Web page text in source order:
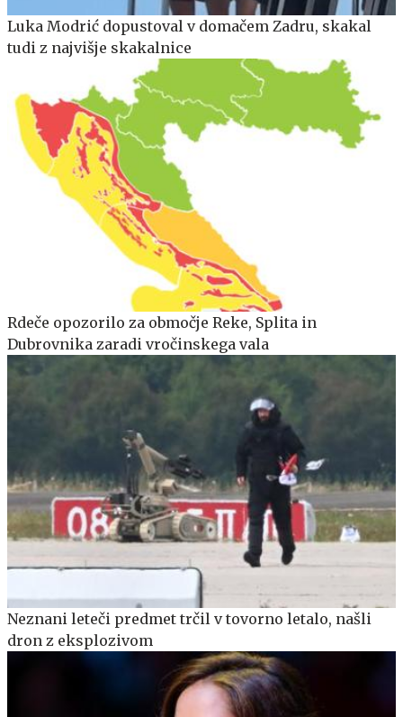
Luka Modrić dopustoval v domačem Zadru, skakal
tudi z najvišje skakalnice
Rdeče opozorilo za območje Reke, Splita in
Dubrovnika zaradi vročinskega vala
Neznani leteči predmet trčil v tovorno letalo, našli
dron z eksplozivom